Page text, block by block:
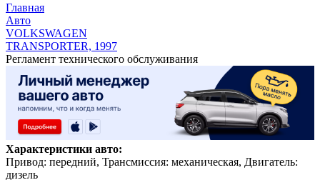
Главная
Авто
VOLKSWAGEN
TRANSPORTER, 1997
Регламент технического обслуживания
Характеристики авто:
Привод: передний, Трансмиссия: механическая, Двигатель:
дизель